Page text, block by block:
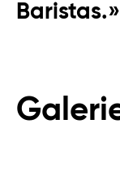
Baristas.»